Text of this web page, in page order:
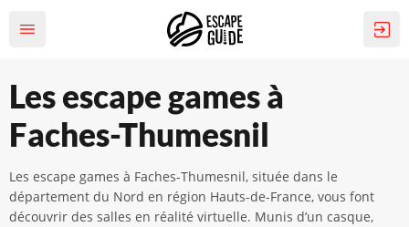
Les escape games à
Faches-Thumesnil
Les escape games à Faches-Thumesnil, située dans le
département du Nord en région Hauts-de-France, vous font
découvrir des salles en réalité virtuelle. Munis d’un casque,